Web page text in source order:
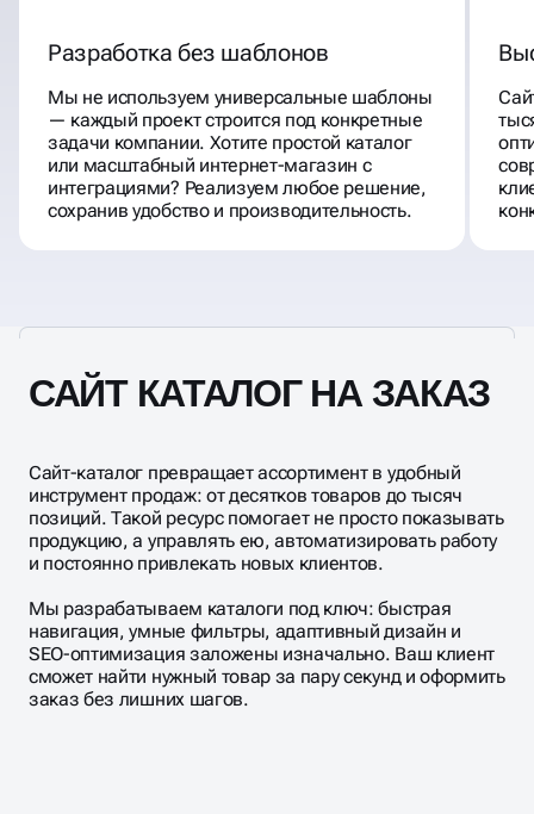
Разработка без шаблонов
Мы не используем универсальные шаблоны
— каждый проект строится под конкретные
задачи компании. Хотите простой каталог
или масштабный интернет-магазин с
интеграциями? Реализуем любое решение,
сохранив удобство и производительность.
САЙТ КАТАЛОГ НА ЗАКАЗ
Сайт-каталог превращает ассортимент в удобный
инструмент продаж: от десятков товаров до тысяч
позиций. Такой ресурс помогает не просто показывать
продукцию, а управлять ею, автоматизировать работу
и постоянно привлекать новых клиентов.
Мы разрабатываем каталоги под ключ: быстрая
навигация, умные фильтры, адаптивный дизайн и
SEO-оптимизация заложены изначально. Ваш клиент
сможет найти нужный товар за пару секунд и оформить
заказ без лишних шагов.